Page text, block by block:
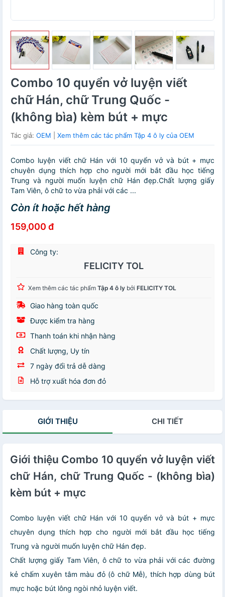
Combo 10 quyển vở luyện viết
chữ Hán, chữ Trung Quốc -
(không bìa) kèm bút + mực
Tác giả: OEM Xem thêm các tác phẩm Tập 4 ô ly của OEM
Combo luyện viết chữ Hán với 10 quyển vở và bút + mực
chuyên dụng thích hợp cho người mới bắt đầu học tiếng
Trung và người muốn luyện chữ Hán đẹp.Chất lượng giấy
Tam Viên, ô chữ to vừa phải với các ...
Còn ít hoặc hết hàng
159,000 đ
Công ty:
FELICITY TOL
Xem thêm các tác phẩm Tập 4 ô ly bởi FELICITY TOL
Giao hàng toàn quốc
Được kiểm tra hàng
Thanh toán khi nhận hàng
Chất lượng, Uy tín
7 ngày đổi trả dễ dàng
Hỗ trợ xuất hóa đơn đỏ
GIỚI THIỆU CHI TIẾT
Giới thiệu Combo 10 quyển vở luyện viết
chữ Hán, chữ Trung Quốc - (không bìa)
kèm bút + mực
Combo luyện viết chữ Hán với 10 quyển vở và bút + mực
chuyên dụng thích hợp cho người mới bắt đầu học tiếng
Trung và người muốn luyện chữ Hán đẹp.
Chất lượng giấy Tam Viên, ô chữ to vừa phải với các đường
kẻ chấm xuyên tâm màu đỏ (ô chữ Mễ), thích hợp dùng bút
mực hoặc bút lông ngòi nhỏ luyện viết.